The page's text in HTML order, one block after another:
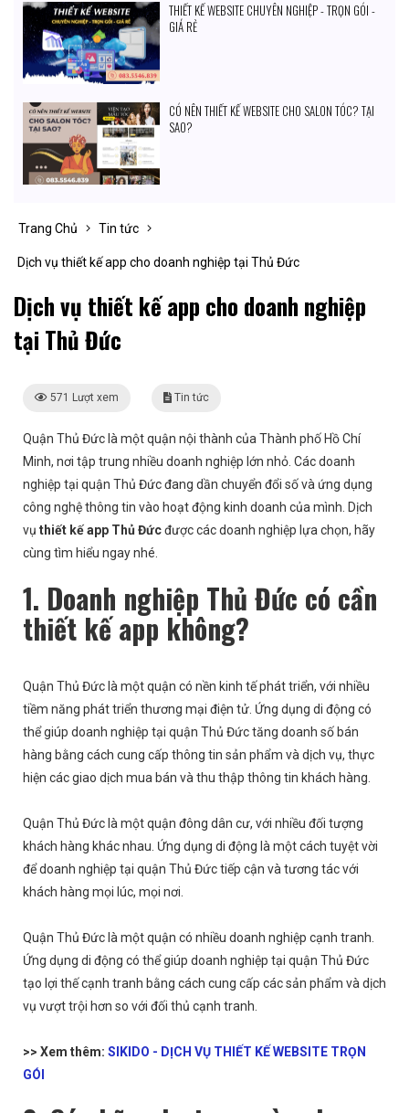
THIẾT KẾ WEBSITE CHUYÊN NGHIỆP - TRỌN GÓI -
GIÁ RẺ
CÓ NÊN THIẾT KẾ WEBSITE CHO SALON TÓC? TẠI
SAO?
Trang Chủ Tin tức
Dịch vụ thiết kế app cho doanh nghiệp tại Thủ Đức
Dịch vụ thiết kế app cho doanh nghiệp
tại Thủ Đức
571 Lượt xem Tin tức
Quận Thủ Đức là một quận nội thành của Thành phố Hồ Chí
Minh, nơi tập trung nhiều doanh nghiệp lớn nhỏ. Các doanh
nghiệp tại quận Thủ Đức đang dần chuyển đổi số và ứng dụng
công nghệ thông tin vào hoạt động kinh doanh của mình. Dịch
vụ thiết kế app Thủ Đứcđược các doanh nghiệp lựa chọn, hãy
cùng tìm hiểu ngay nhé.
1. Doanh nghiệp Thủ Đức có cần
thiết kế app không?
Quận Thủ Đức là một quận có nền kinh tế phát triển, với nhiều
tiềm năng phát triển thương mại điện tử. Ứng dụng di động có
thể giúp doanh nghiệp tại quận Thủ Đức tăng doanh số bán
hàng bằng cách cung cấp thông tin sản phẩm và dịch vụ, thực
hiện các giao dịch mua bán và thu thập thông tin khách hàng.
Quận Thủ Đức là một quận đông dân cư, với nhiều đối tượng
khách hàng khác nhau. Ứng dụng di động là một cách tuyệt vời
để doanh nghiệp tại quận Thủ Đức tiếp cận và tương tác với
khách hàng mọi lúc, mọi nơi.
Quận Thủ Đức là một quận có nhiều doanh nghiệp cạnh tranh.
Ứng dụng di động có thể giúp doanh nghiệp tại quận Thủ Đức
tạo lợi thế cạnh tranh bằng cách cung cấp các sản phẩm và dịch
vụ vượt trội hơn so với đối thủ cạnh tranh.
>> Xem thêm: SIKIDO - DỊCH VỤ THIẾT KẾ WEBSITE TRỌN
GÓI